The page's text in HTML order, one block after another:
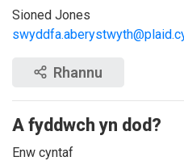
Sioned Jones
Rhannu
A fyddwch yn dod?
Enw cyntaf